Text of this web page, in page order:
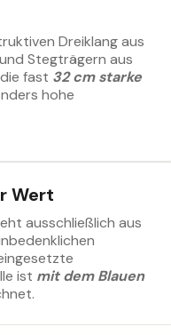
Dreiklang aus
Stegträgern aus
fast 32 cm starke
hohe
Wert
ausschließlich aus
ist mit dem Blauen